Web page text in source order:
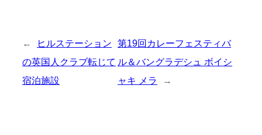
←
ヒルステーション
の英国人クラブ転じて
宿泊施設
第19回カレーフェスティバ
ル＆バングラデシュ ボイシ
ャキ メラ
→